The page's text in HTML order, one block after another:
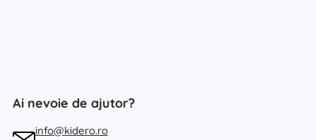
Ai nevoie de ajutor?
info@kidero.ro